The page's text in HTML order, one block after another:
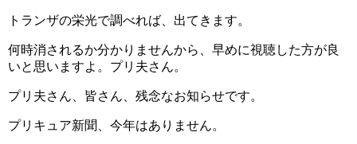
コメントはお気軽に♪
き込んでください（＾＾
トランザの栄光で調べれば、出てきます。
何時消されるか分かりませんから、早めに視聴した方が良
いと思いますよ。プリ夫さん。
プリ夫さん、皆さん、残念なお知らせです。
プリキュア新聞、今年はありません。